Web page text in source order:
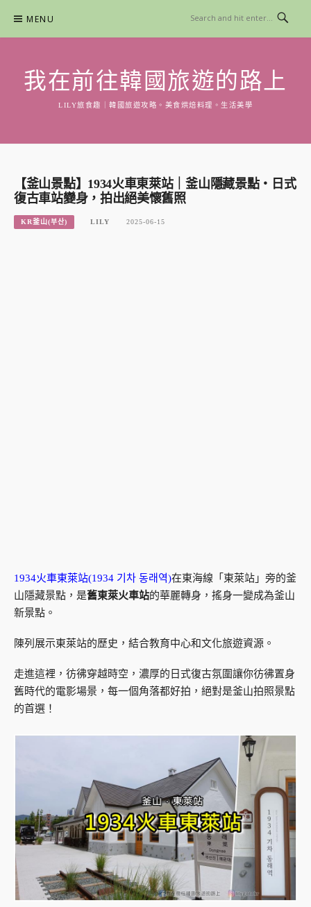
content
MENU
我在前往韓國旅遊的路上
LILY旅食趣｜韓國旅遊攻略。美食烘焙料理。生活美學
【釜山景點】1934火車東萊站｜釜山隱藏景點・日式
復古車站變身，拍出絕美懷舊照
KR釜山(부산) LILY 2025-06-15
1934火車東萊站(1934 기차 동래역)在東海線「東萊站」旁的釜
山隱藏景點，是舊東萊火車站的華麗轉身，搖身一變成為釜山
新景點。
陳列展示東萊站的歷史，結合教育中心和文化旅遊資源。
走進這裡，彷彿穿越時空，濃厚的日式復古氛圍讓你彷彿置身
舊時代的電影場景，每一個角落都好拍，絕對是釜山拍照景點
的首選！